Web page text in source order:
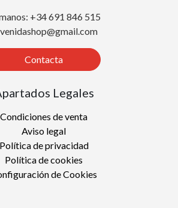
+34 691 846 515
Contacta
Legales
Condiciones de venta
Aviso legal
Política de privacidad
Política de cookies
de Cookies